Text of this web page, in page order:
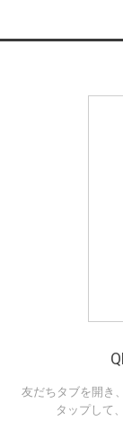
友だちタブを開き
タップして